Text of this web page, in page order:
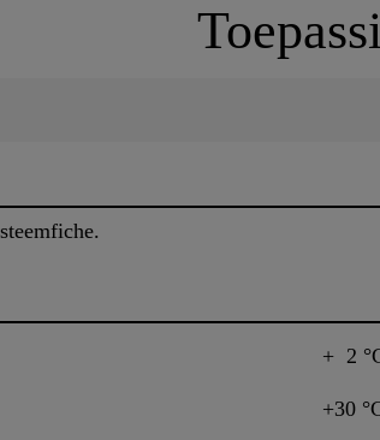
+ 2
+30